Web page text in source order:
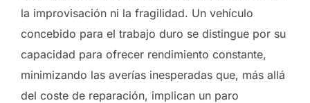
la improvisación ni la fragilidad. Un vehículo
concebido para el trabajo duro se distingue por su
capacidad para ofrecer rendimiento constante,
minimizando las averías inesperadas que, más allá
del coste de reparación, implican un paro